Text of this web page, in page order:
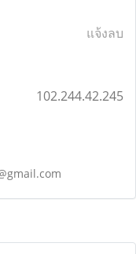
แจ้งลบ
102.244.42.245